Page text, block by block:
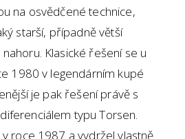
na osvědčené technice,
starší, případně větší
Klasické řešení se u
1980 v legendárním kupé
je pak řešení právě s
typu Torsen.
roce 1987 a vydržel vlastně